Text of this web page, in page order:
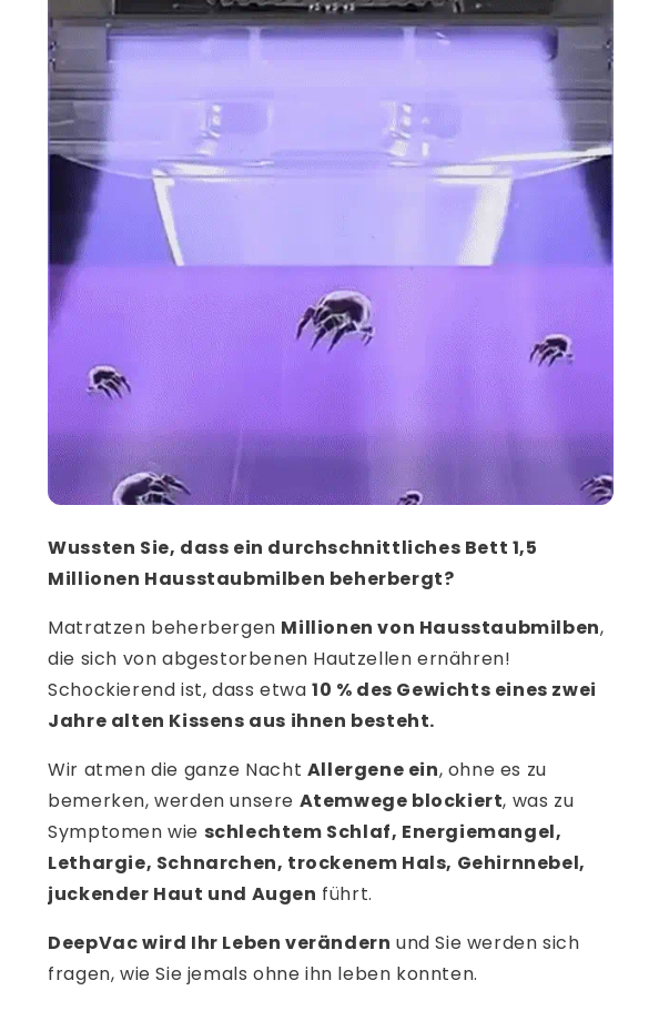
Wussten Sie, dass ein durchschnittliches Bett 1,5
Millionen Hausstaubmilben beherbergt?
Matratzen beherbergen Millionen von Hausstaubmilben,
die sich von abgestorbenen Hautzellen ernähren!
Schockierend ist, dass etwa 10 % des Gewichts eines zwei
Jahre alten Kissens aus ihnen besteht.
Wir atmen die ganze Nacht Allergene ein, ohne es zu
bemerken, werden unsere Atemwege blockiert, was zu
Symptomen wie schlechtem Schlaf, Energiemangel,
Lethargie, Schnarchen, trockenem Hals, Gehirnnebel,
juckender Haut und Augen führt.
DeepVac wird Ihr Leben verändern und Sie werden sich
fragen, wie Sie jemals ohne ihn leben konnten.